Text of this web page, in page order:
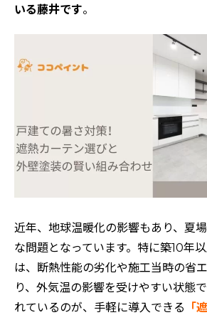
いる藤井です。
近年、地球温暖化の影響もあり、夏
な問題となっています。特に築10年
は、断熱性能の劣化や施工当時の省
り、外気温の影響を受けやすい状態
れているのが、手軽に導入できる
「